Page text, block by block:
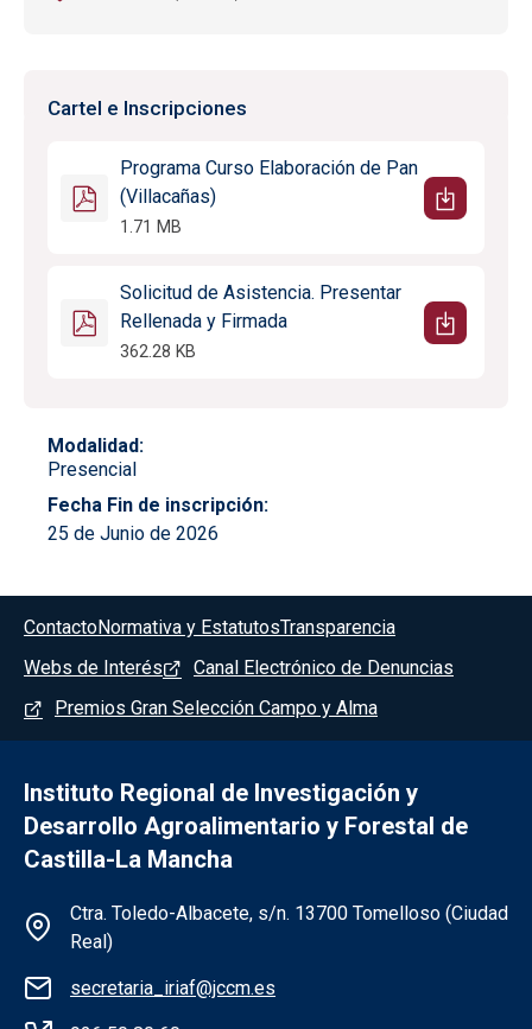
Cartel e Inscripciones
Programa Curso Elaboración de Pan
(Villacañas)
1.71 MB
Solicitud de Asistencia. Presentar
Rellenada y Firmada
362.28 KB
Modalidad
Presencial
Fecha Fin de inscripción
25 de Junio de 2026
Menú del pie
ContactoNormativa y EstatutosTransparencia
Webs de Interés
Canal Electrónico de Denuncias
Premios Gran Selección Campo y Alma
Instituto Regional de Investigación y
Desarrollo Agroalimentario y Forestal de
Castilla-La Mancha
Información de la institución
Ctra. Toledo-Albacete, s/n. 13700 Tomelloso (Ciudad
Real)
secretaria_iriaf@jccm.es